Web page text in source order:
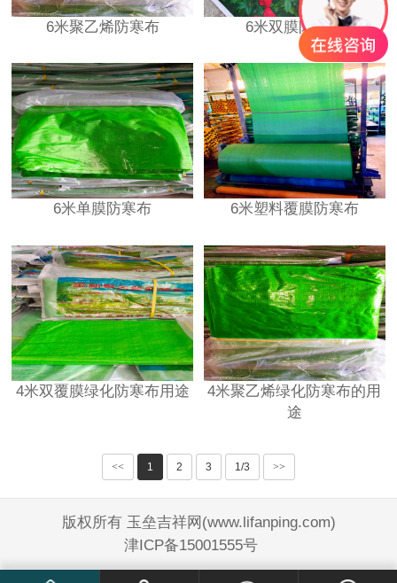
6米聚乙烯防寒布 6米双膜防寒布
6米单膜防寒布 6米塑料覆膜防寒布
4米双覆膜绿化防寒布用途
4米聚乙烯绿化防寒布的用
途
<< 1 2 3 1/3 >>
版权所有 玉垒吉祥网(www.lifanping.com)
津ICP备15001555号